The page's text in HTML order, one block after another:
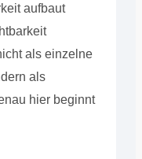
aufbaut
als einzelne
als
hier beginnt